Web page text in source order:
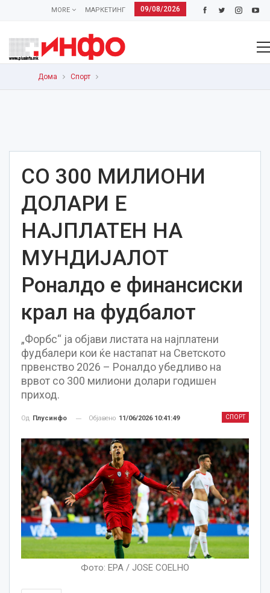
09/08/2026
МАРКЕТИНГ
MORE
Дома Спорт
СО 300 МИЛИОНИ
ДОЛАРИ Е
НАЈПЛАТЕН НА
МУНДИЈАЛОТ
Роналдо е финансиски
крал на фудбалот
„Форбс“ ја објави листата на најплатени
фудбалери кои ќе настапат на Светското
првенство 2026 – Роналдо убедливо на
врвот со 300 милиони долари годишен
приход.
СПОРТ
Од Плусинфо Објавено 11/06/2026 10:41:49
Фото: EPA / JOSE COELHO